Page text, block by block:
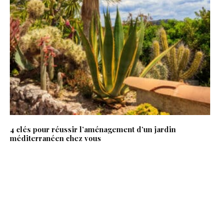
4 clés pour réussir l’aménagement d’un jardin
méditerranéen chez vous